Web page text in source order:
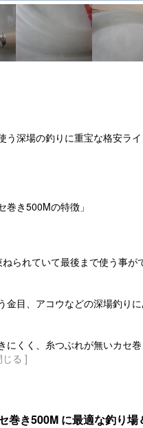
う深場の釣りに重宝な格安ライ
巻き500Mの特徴」
ねられていて最後まで使う事が
金目、アコウなどの深場釣り
にくく、糸つぶれが無いカセ巻
る ]
巻き500M に最適な釣り場